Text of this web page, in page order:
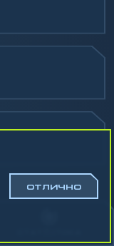
ОТЛИЧНО